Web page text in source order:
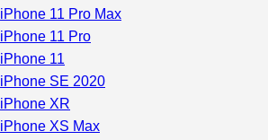
iPhone 11 Pro Max
iPhone 11 Pro
iPhone 11
iPhone SE 2020
iPhone XR
iPhone XS Max